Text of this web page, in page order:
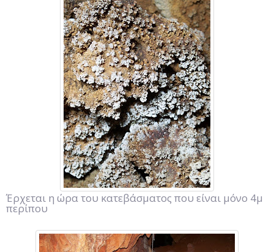
Έρχεται η ώρα του κατεβάσματος που είναι μόνο 4μ
περίπου